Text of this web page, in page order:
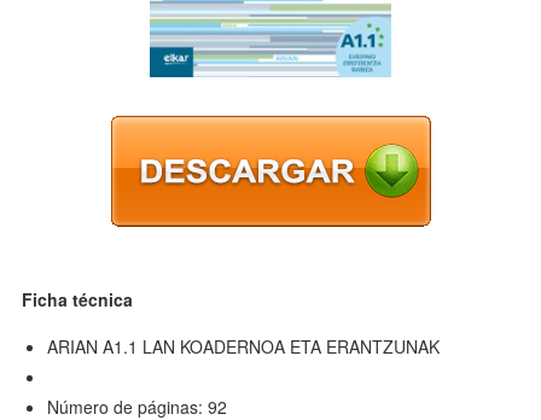
Ficha técnica
ARIAN A1.1 LAN KOADERNOA ETA ERANTZUNAK
Número de páginas: 92